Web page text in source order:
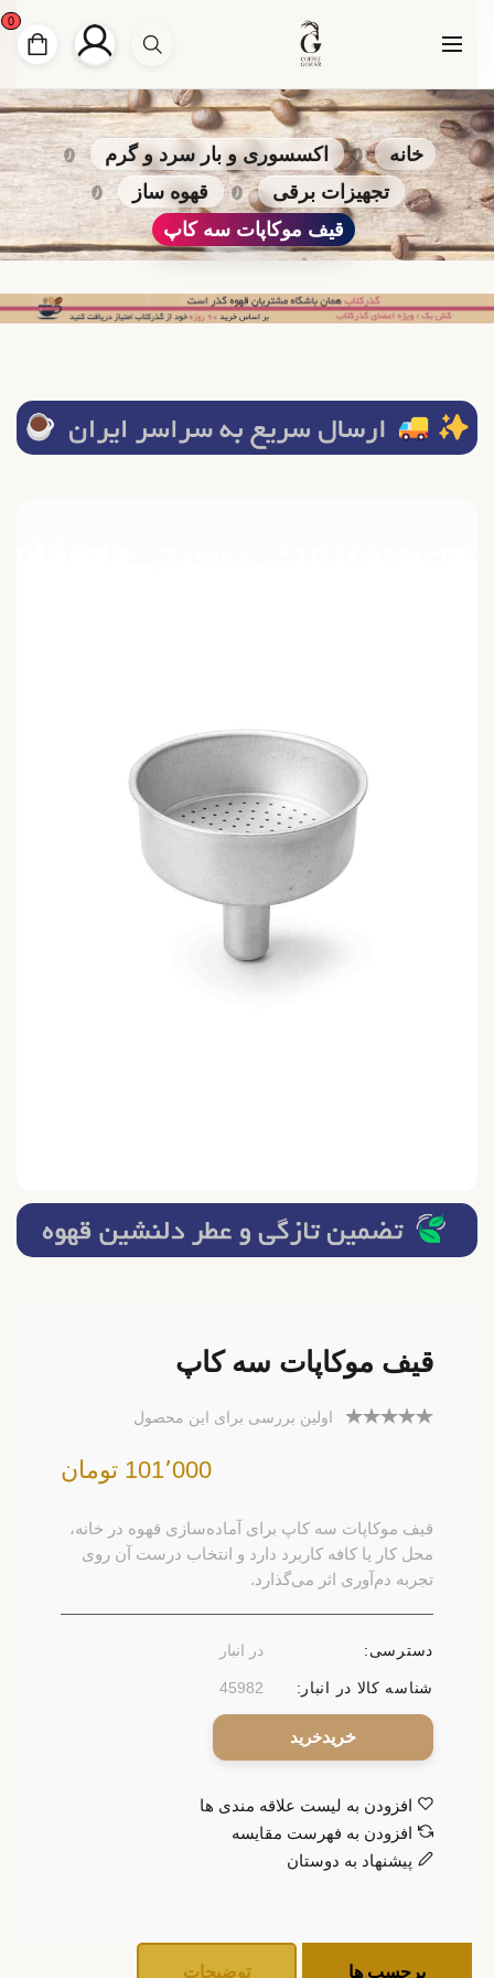
خانه
اکسسوری و بار سرد و گرم
تجهیزات برقی
قهوه ساز
قیف موکاپات سه کاپ
قیف موکاپات سه کاپ
اولین بررسی برای این محصول
101٬000 تومان
قیف موکاپات سه کاپ برای آماده‌سازی قهوه در خانه،
محل کار یا کافه کاربرد دارد و انتخاب درست آن روی
تجربه دم‌آوری اثر می‌گذارد.
دسترسی: در انبار
شناسه کالا در انبار: 45982
خرید
افزودن به لیست علاقه مندی ها
افزودن به فهرست مقایسه
پیشنهاد به دوستان
توضیحات برچسب ها